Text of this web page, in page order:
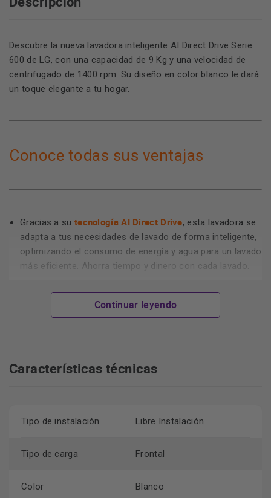
Descubre la nueva lavadora inteligente AI Direct Drive Serie
600 de LG, con una capacidad de 9 Kg y una velocidad de
centrifugado de 1400 rpm. Su diseño en color blanco le dará
un toque elegante a tu hogar.
Conoce todas sus ventajas
Gracias a su tecnología AI Direct Drive, esta lavadora se
adapta a tus necesidades de lavado de forma inteligente,
optimizando el consumo de energía y agua para un lavado
más eficiente. Ahorra tiempo y dinero con cada lavado.
lavadora no solo cuida tus prendas, sino también el
medio ambiente. Disfruta de un lavado eficiente y
adaptarse a todo tipo de prendas y suciedad. Con su
Continuar leyendo
Características técnicas
Tipo de instalación Libre Instalación
Tipo de carga Frontal
Color Blanco